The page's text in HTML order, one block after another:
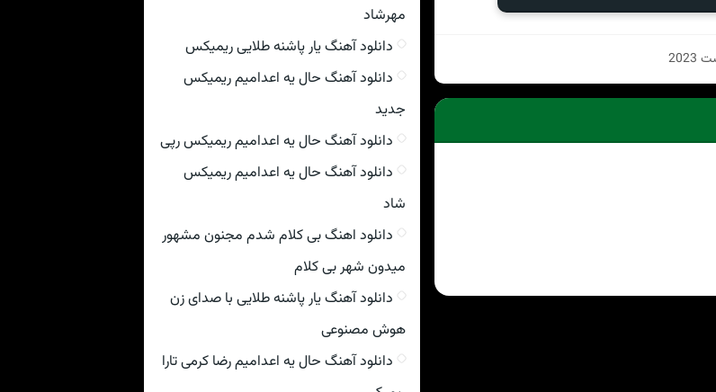
مهرشاد
دانلود آهنگ یار پاشنه طلایی ریمیکس
دانلود آهنگ حال یه اعدامیم ریمیکس
جدید
دانلود آهنگ حال یه اعدامیم ریمیکس رپی
دانلود آهنگ حال یه اعدامیم ریمیکس
شاد
دانلود اهنگ بی کلام شدم مجنون مشهور
میدون شهر بی کلام
دانلود آهنگ یار پاشنه طلایی با صدای زن
هوش مصنوعی
دانلود آهنگ حال یه اعدامیم رضا کرمی تارا